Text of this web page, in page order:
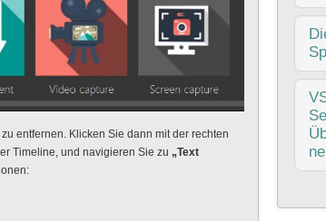
entfernen. Klicken Sie dann mit der rechten
Timeline, und navigieren Sie zu „Text
an